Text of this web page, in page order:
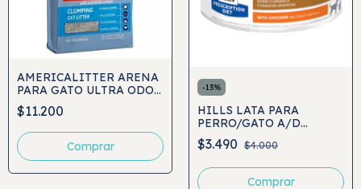
AMERICALITTER ARENA
PARA GATO ULTRA ODOR
SEAL 7KG
$11.200
Comprar
-13%
HILLS LATA PARA
PERRO/GATO A/D
URGENT CARE 156GR
$3.490 $4.000